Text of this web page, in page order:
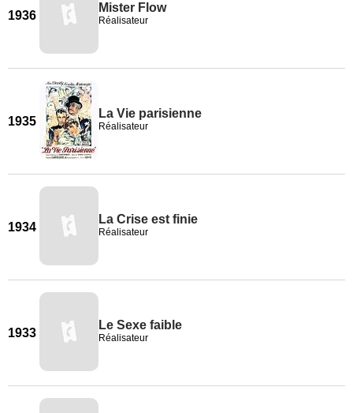
1936
Mister Flow
Réalisateur
1935
La Vie parisienne
Réalisateur
1934
La Crise est finie
Réalisateur
1933
Le Sexe faible
Réalisateur